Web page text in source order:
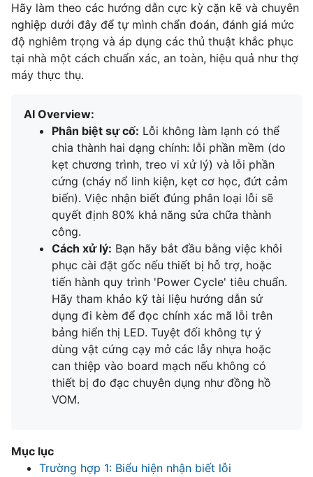
Hãy làm theo các hướng dẫn cực kỳ cặn kẽ và chuyên
nghiệp dưới đây để tự mình chẩn đoán, đánh giá mức
độ nghiêm trọng và áp dụng các thủ thuật khắc phục
tại nhà một cách chuẩn xác, an toàn, hiệu quả như thợ
máy thực thụ.
AI Overview:
Phân biệt sự cố: Lỗi không làm lạnh có thể
chia thành hai dạng chính: lỗi phần mềm (do
kẹt chương trình, treo vi xử lý) và lỗi phần
cứng (cháy nổ linh kiện, kẹt cơ học, đứt cảm
biến). Việc nhận biết đúng phân loại lỗi sẽ
quyết định 80% khả năng sửa chữa thành
công.
Cách xử lý: Bạn hãy bắt đầu bằng việc khôi
phục cài đặt gốc nếu thiết bị hỗ trợ, hoặc
tiến hành quy trình 'Power Cycle' tiêu chuẩn.
Hãy tham khảo kỹ tài liệu hướng dẫn sử
dụng đi kèm để đọc chính xác mã lỗi trên
bảng hiển thị LED. Tuyệt đối không tự ý
dùng vật cứng cạy mở các lẫy nhựa hoặc
can thiệp vào board mạch nếu không có
thiết bị đo đạc chuyên dụng như đồng hồ
VOM.
Mục lục
Trường hợp 1: Biểu hiện nhận biết lỗi